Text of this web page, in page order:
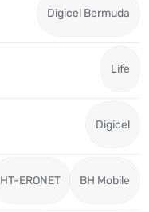
Digicel Bermuda
Life
Digicel
HT-ERONET BH Mobile